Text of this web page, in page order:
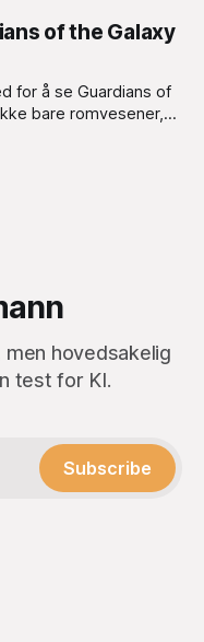
kommunen satser
of the Galaxy
for å se Guardians of
bare romvesener,
men hovedsakelig
test for KI.
Subscribe